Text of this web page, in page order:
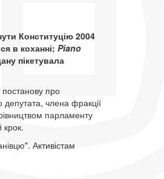
Конституцію 2004
в коханні;Piano
пікетувала
постанову про
члена фракції
парламенту
крок.
Активістам